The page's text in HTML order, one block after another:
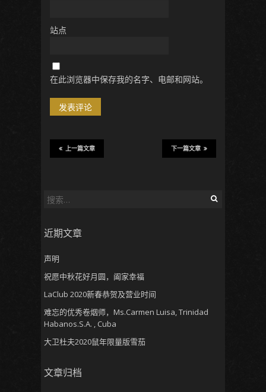
站点
在此浏览器中保存我的名字、电邮和网站。
下一篇文章
上一篇文章
搜
近期文章
声明
祝愿中秋花好月圆，阖家幸福
LaClub 2020新春恭贺及营业时间
难忘的优秀卷烟师，Ms.Carmen Luisa, Trinidad
Habanos.S.A. , Cuba
大卫杜夫2020鼠年限量版雪茄
文章归档